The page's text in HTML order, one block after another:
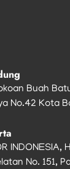
Buah
No.42 Kota
INDONESIA,
No. 151,